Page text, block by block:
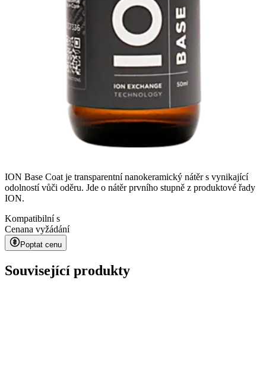
ION Base Coat je transparentní nanokeramický nátěr s vynikající
odolností vůči oděru. Jde o nátěr prvního stupně z produktové řady
ION.
Kompatibilní s
Cenana vyžádání
Poptat cenu
Související produkty